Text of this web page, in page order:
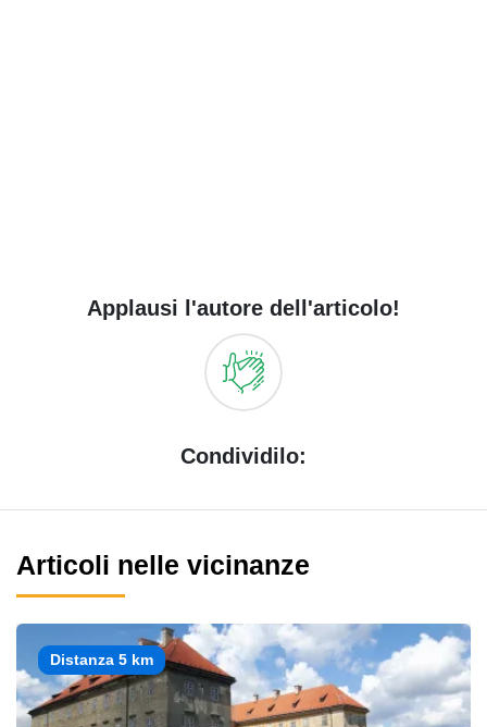
Applausi l'autore dell'articolo!
Condividilo:
Articoli nelle vicinanze
Distanza 5 km